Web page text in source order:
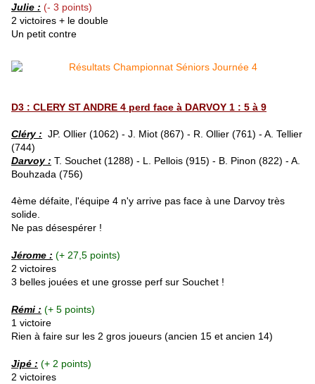
Julie : (- 3 points)
2 victoires + le double
Un petit contre
D3 : CLERY ST ANDRE 4 perd face à DARVOY 1 : 5 à 9
Cléry : JP. Ollier (1062) - J. Miot (867) - R. Ollier (761) - A. Tellier
(744)
Darvoy : T. Souchet (1288) - L. Pellois (915) - B. Pinon (822) - A.
Bouhzada (756)
4ème défaite, l'équipe 4 n'y arrive pas face à une Darvoy très
solide.
Ne pas désespérer !
Jérome : (+ 27,5 points)
2 victoires
3 belles jouées et une grosse perf sur Souchet !
Rémi : (+ 5 points)
1 victoire
Rien à faire sur les 2 gros joueurs (ancien 15 et ancien 14)
Jipé : (+ 2 points)
2 victoires